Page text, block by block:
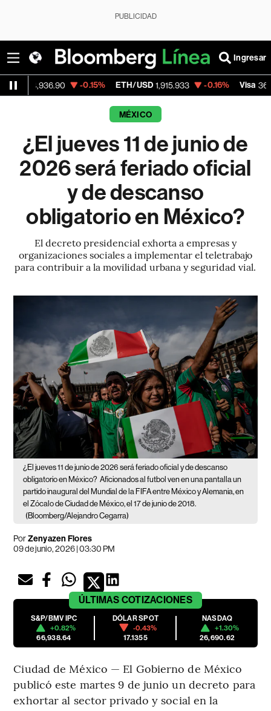
PUBLICIDAD
Ingresar
-0.15% ETH/USD 1,915.933 -0.16% Visa 362.50 -
MÉXICO
¿El jueves 11 de junio de
2026 será feriado oficial
y de descanso
obligatorio en México?
El decreto presidencial exhorta a empresas y
organizaciones sociales a implementar el teletrabajo
para contribuir a la movilidad urbana y seguridad vial.
¿El jueves 11 de junio de 2026 será feriado oficial y de descanso
obligatorio en México? Aficionados al futbol ven en una pantalla un
partido inaugural del Mundial de la FIFA entre México y Alemania, en
el Zócalo de Ciudad de México, el 17 de junio de 2018.
(Bloomberg/Alejandro Cegarra)
PorZenyazen Flores
09 de junio, 2026 | 03:30 PM
ÚLTIMAS COTIZACIONES
S&P/BMV IPC
+0.82%
66,938.64
DÓLAR SPOT
-0.43%
17.1355
NASDAQ
+1.30%
26,690.62
Ciudad de México — El Gobierno de México
publicó este martes 9 de junio un decreto para
exhortar al sector privado y social en la